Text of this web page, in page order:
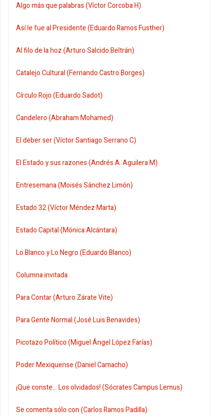
Algo más que palabras (Víctor Corcoba H)
Así le fue al Presidente (Eduardo Ramos Fusther)
Al filo de la hoz (Arturo Salcido Beltrán)
Catalejo Cultural (Fernando Castro Borges)
Círculo Rojo (Eduardo Sadot)
Candelero (Abraham Mohamed)
El deber ser (Víctor Santiago Serrano C)
El Estado y sus razones (Andrés A. Aguilera M)
Entresemana (Moisés Sánchez Limón)
Estado 32 (Víctor Méndez Marta)
Estado Capital (Mónica Alcántara)
Lo Blanco y Lo Negro (Eduardo Blanco)
Columna invitada
Para Contar (Arturo Zárate Vite)
Para Gente Normal (José Luis Benavides)
Picotazo Político (Miguel Ángel López Farías)
Poder Mexiquense (Daniel Camacho)
¡Que conste... Los olvidados! (Sócrates Campus Lemus)
Se comenta sólo con (Carlos Ramos Padilla)